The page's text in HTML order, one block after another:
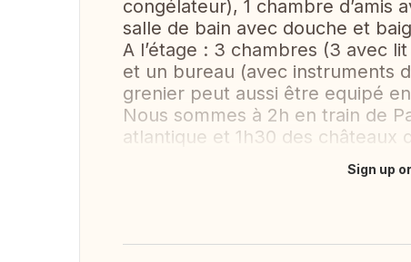
congélateur), 1 chambre d’amis
salle de bain avec douche et
A l’étage : 3 chambres (3 avec
et un bureau (avec instruments
grenier peut aussi être equipé
Nous sommes à 2h en train de
atlantique et 1h30 des châteaux
Sign up